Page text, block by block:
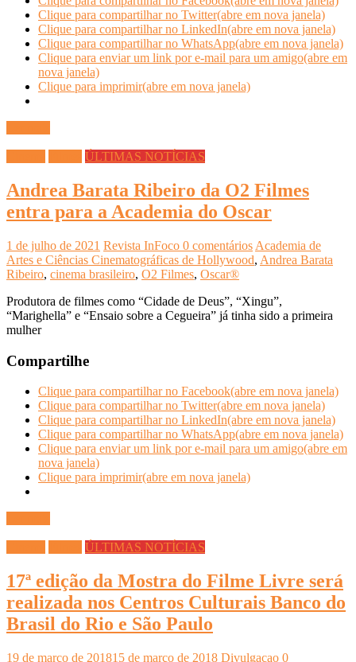
Clique para compartilhar no Twitter(abre em nova janela)
Clique para compartilhar no LinkedIn(abre em nova janela)
Clique para compartilhar no WhatsApp(abre em nova janela)
Clique para enviar um link por e-mail para um amigo(abre em
nova janela)
Clique para imprimir(abre em nova janela)
ÚLTIMAS NOTÍCIAS
Andrea Barata Ribeiro da O2 Filmes
entra para a Academia do Oscar
1 de julho de 2021 Revista InFoco 0 comentários Academia de
Artes e Ciências Cinematográficas de Hollywood, Andrea Barata
Ribeiro, cinema brasileiro, O2 Filmes, Oscar®
Produtora de filmes como “Cidade de Deus”, “Xingu”,
“Marighella” e “Ensaio sobre a Cegueira” já tinha sido a primeira
mulher
Compartilhe
Clique para compartilhar no Facebook(abre em nova janela)
Clique para compartilhar no Twitter(abre em nova janela)
Clique para compartilhar no LinkedIn(abre em nova janela)
Clique para compartilhar no WhatsApp(abre em nova janela)
Clique para enviar um link por e-mail para um amigo(abre em
nova janela)
Clique para imprimir(abre em nova janela)
ÚLTIMAS NOTÍCIAS
17ª edição da Mostra do Filme Livre será
realizada nos Centros Culturais Banco do
Brasil do Rio e São Paulo
19 de março de 201815 de março de 2018 Divulgacao 0